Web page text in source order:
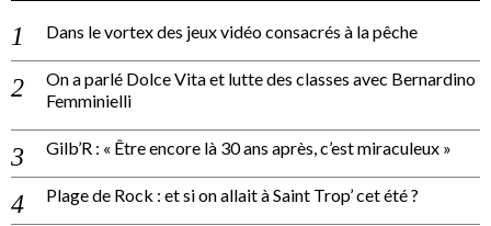
Dans le vortex des jeux vidéo consacrés à la pêche
On a parlé Dolce Vita et lutte des classes avec Bernardino
Femminielli
Gilb’R : « Être encore là 30 ans après, c’est miraculeux »
Plage de Rock : et si on allait à Saint Trop’ cet été ?